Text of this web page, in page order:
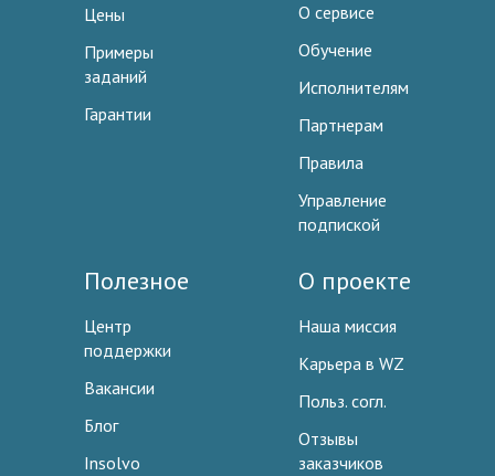
Цены
Примеры
заданий
Гарантии
О сервисе
Обучение
Исполнителям
Партнерам
Правила
Управление
подпиской
Полезное
Центр
поддержки
Вакансии
Блог
Insolvo
О проекте
Наша миссия
Карьера в WZ
Польз. согл.
Отзывы
заказчиков